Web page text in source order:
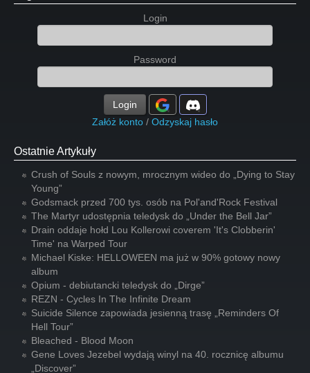
Login
Password
Login
Załóż konto / Odzyskaj hasło
Ostatnie Artykuły
Crush of Souls z nowym, mrocznym wideo do „Dying to Stay
Young”
Godsmack przed 700 tys. osób na Pol'and'Rock Festival
The Martyr udostępnia teledysk do „Under the Bell Jar”
Drain oddaje hołd Lou Kollerowi coverem 'It's Clobberin'
Time' na Warped Tour
Michael Kiske: HELLOWEEN ma już w 90% gotowy nowy
album
Opium - debiutancki teledysk do „Dirge”
REZN - Cycles In The Infinite Dream
Suicide Silence zapowiada jesienną trasę „Reminders Of
Hell Tour”
Bleached - Blood Moon
Gene Loves Jezebel wydają winyl na 40. rocznicę albumu
„Discover”